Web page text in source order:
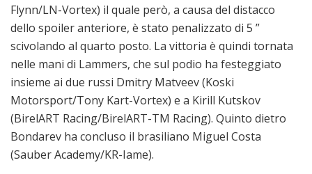
Flynn/LN-Vortex) il quale però, a causa del distacco
dello spoiler anteriore, è stato penalizzato di 5 ”
scivolando al quarto posto. La vittoria è quindi tornata
nelle mani di Lammers, che sul podio ha festeggiato
insieme ai due russi Dmitry Matveev (Koski
Motorsport/Tony Kart-Vortex) e a Kirill Kutskov
(BirelART Racing/BirelART-TM Racing). Quinto dietro
Bondarev ha concluso il brasiliano Miguel Costa
(Sauber Academy/KR-Iame).